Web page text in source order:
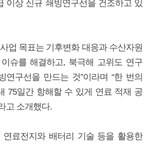
이상 신규 쇄빙연구선을 건조하고 있
업 목표는 기후변화 대응과 수산자원
슈를 해결하고, 북극해 고위도 연구
연구선을 만드는 것”이라며 “한 번의
75일간 항해할 수 있게 연료 적재 공
고 소개했다.
연료전지와 배터리 기술 등을 활용한